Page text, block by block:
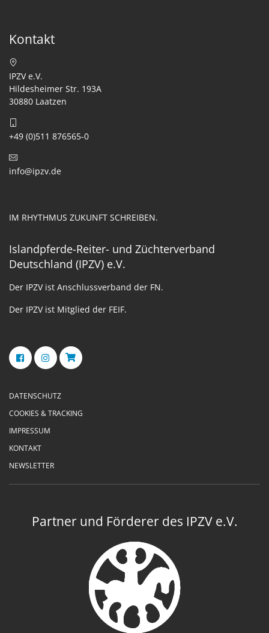
Kontakt
IPZV e.V.
Hildesheimer Str. 193A
30880 Laatzen
+49 (0)511 876565-0
info@ipzv.de
IM RHYTHMUS ZUKUNFT SCHREIBEN.
Islandpferde-Reiter- und Züchterverband
Deutschland (IPZV) e.V.
Der IPZV ist Anschlussverband der FN.
Der IPZV ist Mitglied der FEIF.
DATENSCHUTZ
COOKIES & TRACKING
IMPRESSUM
KONTAKT
NEWSLETTER
Partner und Förderer des IPZV e.V.